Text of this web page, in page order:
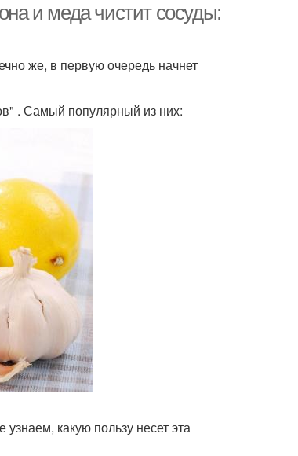
и меда чистит сосуды:
же, в первую очередь начнет
. Самый популярный из них:
какую пользу несет эта